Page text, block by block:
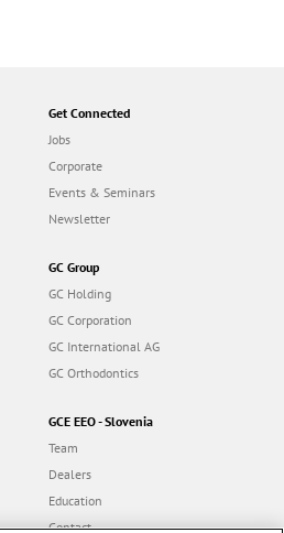
Get Connected
Jobs
Corporate
Events & Seminars
Newsletter
GC Group
GC Holding
GC Corporation
GC International AG
GC Orthodontics
GCE EEO - Slovenia
Team
Dealers
Education
Contact